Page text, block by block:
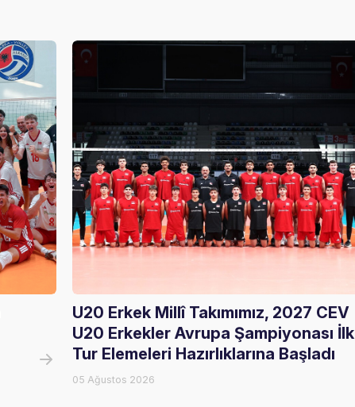
U20 Erkek Millî Takımımız, 2027 CEV
U20 Erkekler Avrupa Şampiyonası İlk
Tur Elemeleri Hazırlıklarına Başladı
05 Ağustos 2026